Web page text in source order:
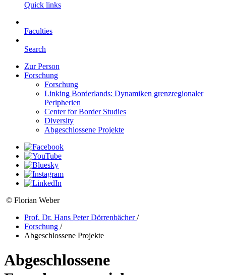
Quick links
Faculties
Search
Zur Person
Forschung
Forschung
Linking Borderlands: Dynamiken grenzregionaler
Peripherien
Center for Border Studies
Diversity
Abgeschlossene Projekte
© Florian Weber
Prof. Dr. Hans Peter Dörrenbächer/
Forschung /
Abgeschlossene Projekte
Abgeschlossene